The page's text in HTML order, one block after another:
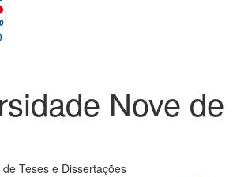
Nove de
Teses e Dissertações